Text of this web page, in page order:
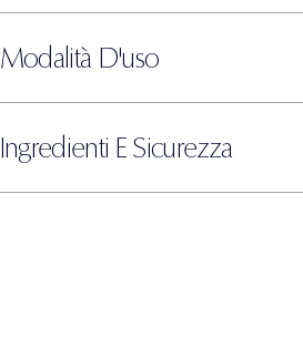
Modalità D'uso
Ingredienti E Sicurezza